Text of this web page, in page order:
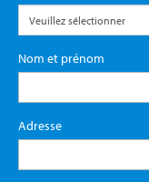
Nom et prénom
Adresse